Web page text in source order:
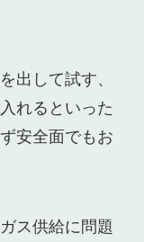
出して試す、
れるといった
安全面でもお
ス供給に問題